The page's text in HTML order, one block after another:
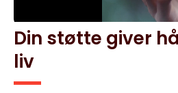
Din støtte giver
liv